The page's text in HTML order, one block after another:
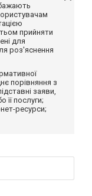
прийняти
для
роз'яснення
порівняння з
заяви,
її послуги;
ресурси;